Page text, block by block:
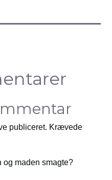
publiceret. Krævede
og maden smagte?